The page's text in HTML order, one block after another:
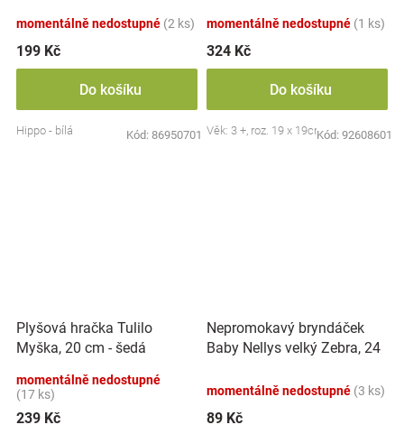
momentálně nedostupné (2 ks)
199 Kč
Do košíku
Hippo - bílá Kód: 86950701
momentálně nedostupné (1 ks)
324 Kč
Do košíku
Věk: 3 +, roz. 19 x 19cmKód: 92608601
Plyšová hračka Tulilo
Myška, 20 cm - šedá
momentálně nedostupné
(17 ks)
239 Kč
Nepromokavý bryndáček
Baby Nellys velký Zebra, 24
momentálně nedostupné (3 ks)
89 Kč